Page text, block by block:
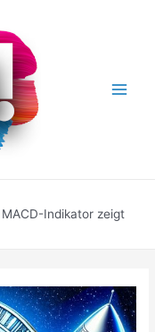
Indikator zeigt